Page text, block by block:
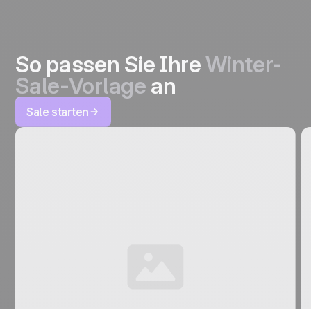
So passen Sie IhreWinter-
Sale-Vorlage an
Sale starten